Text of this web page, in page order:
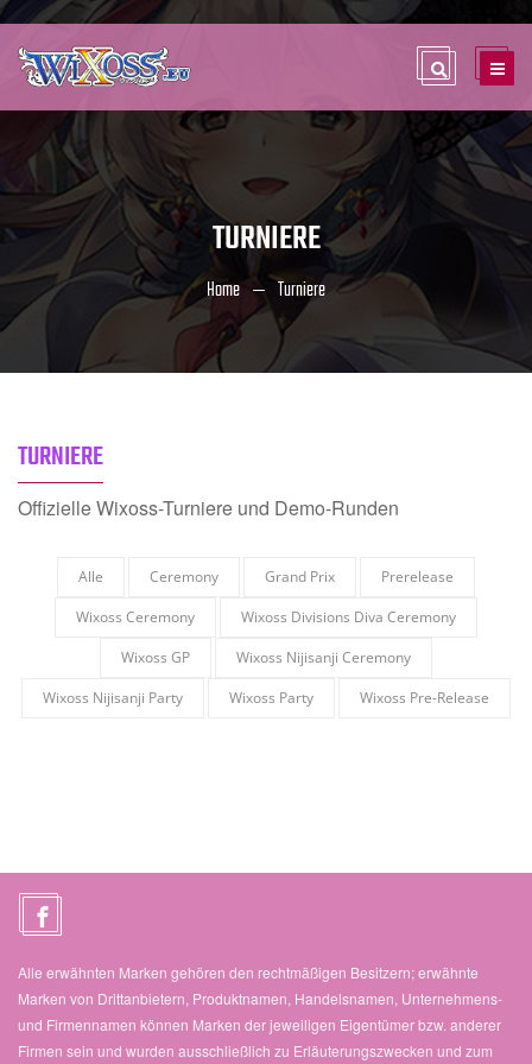
TURNIERE
Home Turniere
TURNIERE
Offizielle Wixoss-Turniere und Demo-Runden
Alle Ceremony Grand Prix
Prerelease
Wixoss Ceremony
Wixoss Divisions Diva Ceremony
Wixoss GP
Wixoss Nijisanji Ceremony
Wixoss Nijisanji Party
Wixoss Party Wixoss Pre-Release
Alle erwähnten Marken gehören den rechtmäßigen Besitzern; erwähnte
Marken von Drittanbietern, Produktnamen, Handelsnamen, Unternehmens-
und Firmennamen können Marken der jeweiligen Eigentümer bzw. anderer
Firmen sein und wurden ausschließlich zu Erläuterungszwecken und zum